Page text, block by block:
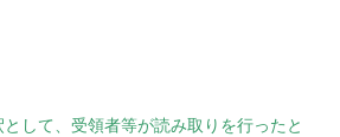
して、受領者等が読み取りを行ったと